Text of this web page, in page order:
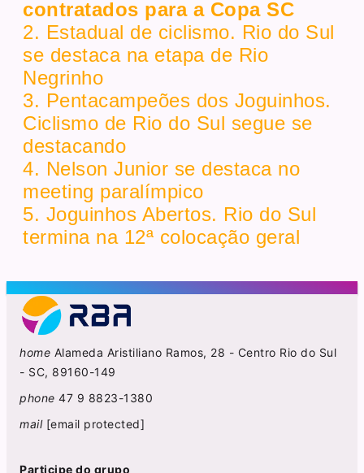
contratados para a Copa SC
2. Estadual de ciclismo. Rio do Sul
se destaca na etapa de Rio
Negrinho
3. Pentacampeões dos Joguinhos.
Ciclismo de Rio do Sul segue se
destacando
4. Nelson Junior se destaca no
meeting paralímpico
5. Joguinhos Abertos. Rio do Sul
termina na 12ª colocação geral
home Alameda Aristiliano Ramos, 28 - Centro Rio do Sul
- SC, 89160-149
phone 47 9 8823-1380
mail [email protected]
Participe do grupo